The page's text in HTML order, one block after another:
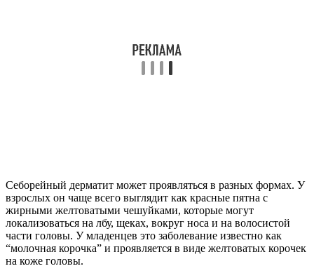
Себорейный дерматит может проявляться в разных формах. У
взрослых он чаще всего выглядит как красные пятна с
жирными желтоватыми чешуйками, которые могут
локализоваться на лбу, щеках, вокруг носа и на волосистой
части головы. У младенцев это заболевание известно как
“молочная корочка” и проявляется в виде желтоватых корочек
на коже головы.